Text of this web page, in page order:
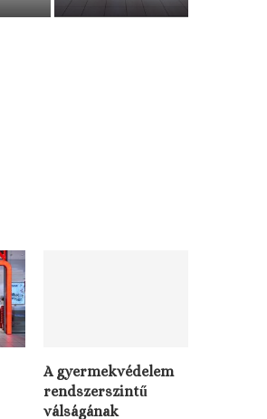
is
A gyermekvédelem
rendszerszintű
válságának